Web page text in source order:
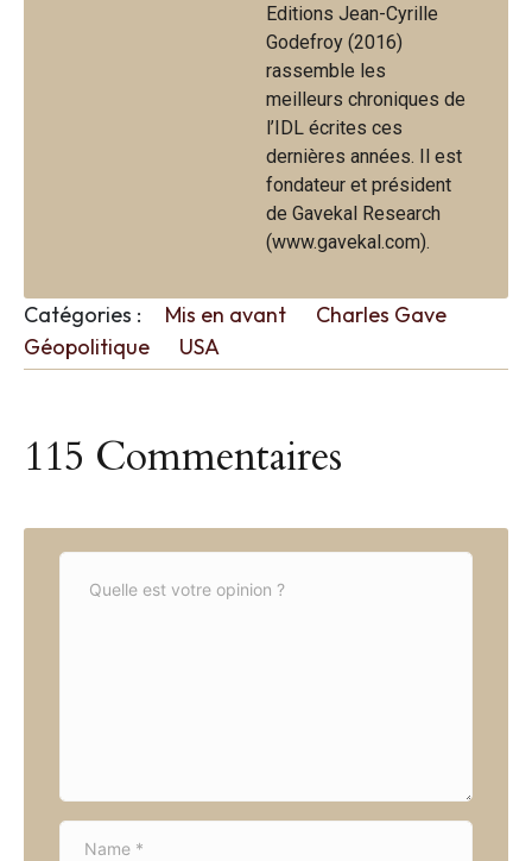
Editions Jean-Cyrille
Godefroy (2016)
rassemble les
meilleurs chroniques de
l’IDL écrites ces
dernières années. Il est
fondateur et président
de Gavekal Research
(www.gavekal.com).
Catégories : Mis en avant
Charles Gave
Géopolitique
USA
115 Commentaires
C
N